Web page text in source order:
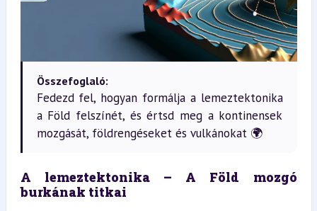
Összefoglaló:
Fedezd fel, hogyan formálja a lemeztektonika
a Föld felszínét, és értsd meg a kontinensek
mozgását, földrengéseket és vulkánokat 🌍
A lemeztektonika – A Föld mozgó
burkának titkai